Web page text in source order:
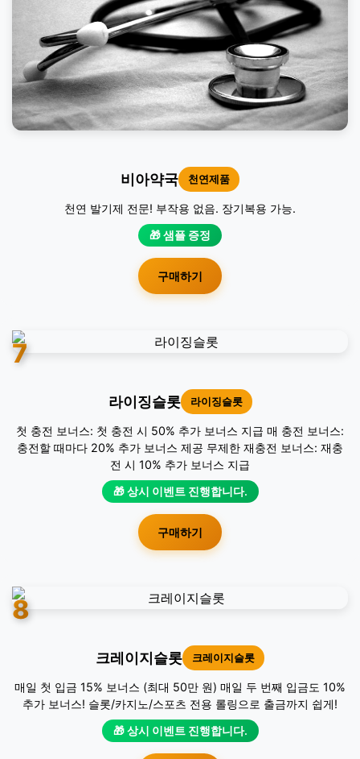
비아약국 천연제품
천연 발기제 전문! 부작용 없음. 장기복용 가능.
🎁 샘플 증정
구매하기
7
라이징슬롯 라이징슬롯
첫 충전 보너스: 첫 충전 시 50% 추가 보너스 지급 매 충전 보너스:
충전할 때마다 20% 추가 보너스 제공 무제한 재충전 보너스: 재충
전 시 10% 추가 보너스 지급
🎁 상시 이벤트 진행합니다.
구매하기
8
크레이지슬롯 크레이지슬롯
매일 첫 입금 15% 보너스 (최대 50만 원) 매일 두 번째 입금도 10%
추가 보너스! 슬롯/카지노/스포츠 전용 롤링으로 출금까지 쉽게!
🎁 상시 이벤트 진행합니다.